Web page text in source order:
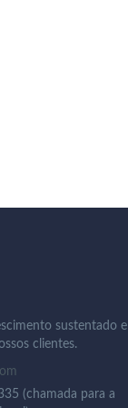
sustentado e
clientes.
(chamada para a